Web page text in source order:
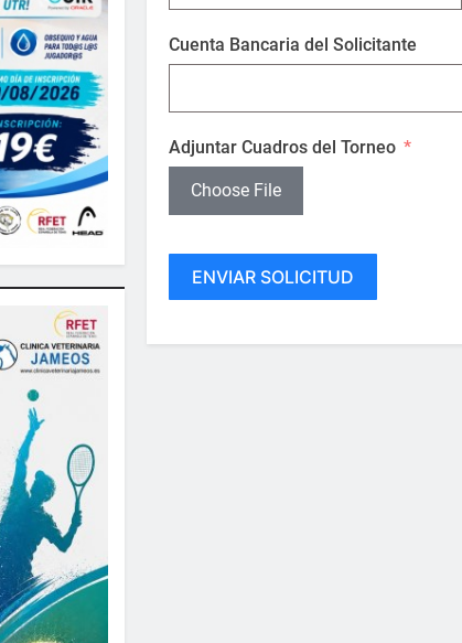
Cuenta Bancaria del Solicitante
Adjuntar Cuadros del Torneo
Choose File
ENVIAR SOLICITUD